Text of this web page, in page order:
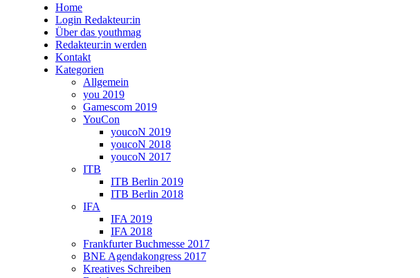
Home
Login Redakteur:in
Über das youthmag
Redakteur:in werden
Kontakt
Kategorien
Allgemein
you 2019
Gamescom 2019
YouCon
youcoN 2019
youcoN 2018
youcoN 2017
ITB
ITB Berlin 2019
ITB Berlin 2018
IFA
IFA 2019
IFA 2018
Frankfurter Buchmesse 2017
BNE Agendakongress 2017
Kreatives Schreiben